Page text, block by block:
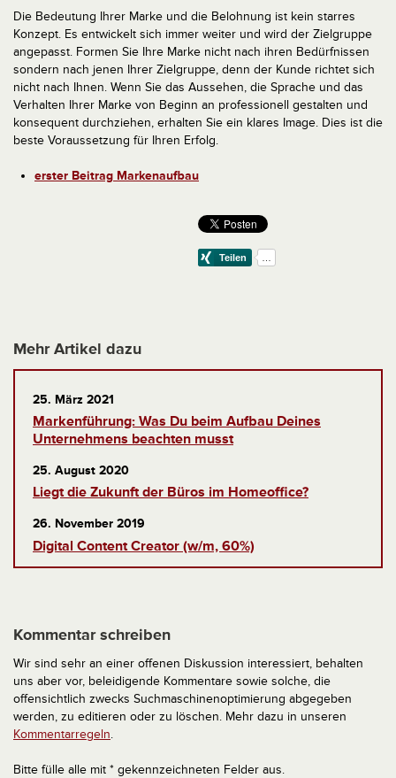
Die Bedeutung Ihrer Marke und die Belohnung ist kein starres
Konzept. Es entwickelt sich immer weiter und wird der Zielgruppe
angepasst. Formen Sie Ihre Marke nicht nach ihren Bedürfnissen
sondern nach jenen Ihrer Zielgruppe, denn der Kunde richtet sich
nicht nach Ihnen. Wenn Sie das Aussehen, die Sprache und das
Verhalten Ihrer Marke von Beginn an professionell gestalten und
konsequent durchziehen, erhalten Sie ein klares Image. Dies ist die
beste Voraussetzung für Ihren Erfolg.
erster Beitrag Markenaufbau
Mehr Artikel dazu
25. März 2021
Markenführung: Was Du beim Aufbau Deines
Unternehmens beachten musst
25. August 2020
Liegt die Zukunft der Büros im Homeoffice?
26. November 2019
Digital Content Creator (w/m, 60%)
Kommentar schreiben
Wir sind sehr an einer offenen Diskussion interessiert, behalten
uns aber vor, beleidigende Kommentare sowie solche, die
offensichtlich zwecks Suchmaschinenoptimierung abgegeben
werden, zu editieren oder zu löschen. Mehr dazu in unseren
Kommentarregeln.
Bitte fülle alle mit * gekennzeichneten Felder aus.